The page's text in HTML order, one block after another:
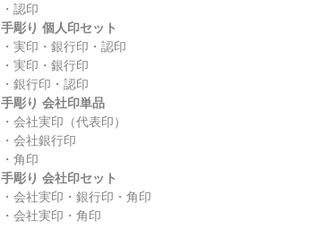
・認印
手彫り 個人印セット
・実印・銀行印・認印
・実印・銀行印
・銀行印・認印
手彫り 会社印単品
・会社実印（代表印）
・会社銀行印
・角印
手彫り 会社印セット
・会社実印・銀行印・角印
・会社実印・角印